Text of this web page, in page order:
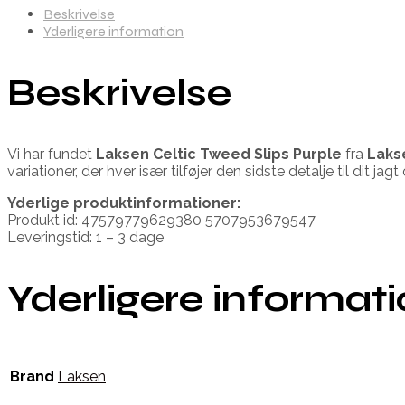
Beskrivelse
Yderligere information
Beskrivelse
Vi har fundet Laksen Celtic Tweed Slips Purple fra
variationer, der hver især tilføjer den sidste detalje til dit
Yderlige produktinformationer:
Produkt id: 47579779629380 5707953679547
Leveringstid: 1 – 3 dage
Yderligere
Brand Laksen